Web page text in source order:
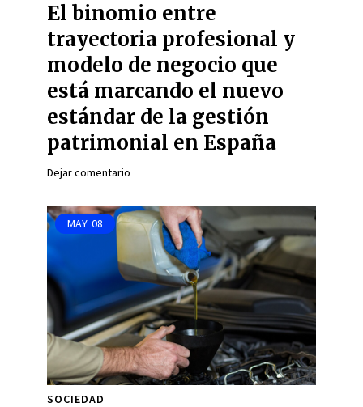
El binomio entre
trayectoria profesional y
modelo de negocio que
está marcando el nuevo
estándar de la gestión
patrimonial en España
Dejar comentario
MAY 08
SOCIEDAD